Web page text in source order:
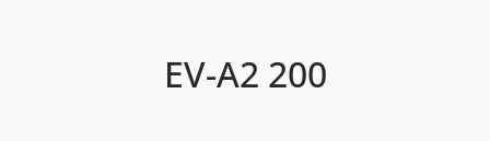
EV-A2 200